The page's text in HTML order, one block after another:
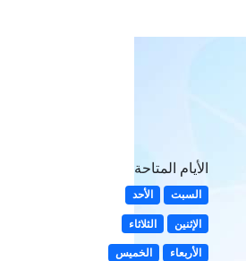
الأيام المتاحة
السبت
الأحد
الإثنين
الثلاثاء
الأربعاء
الخميس